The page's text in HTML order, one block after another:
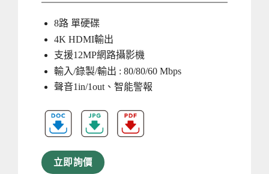
8路 單硬碟
4K HDMI輸出
支援12MP網路攝影機
輸入/錄製/輸出 : 80/80/60 Mbps
聲音1in/1out、智能警報
立即詢價